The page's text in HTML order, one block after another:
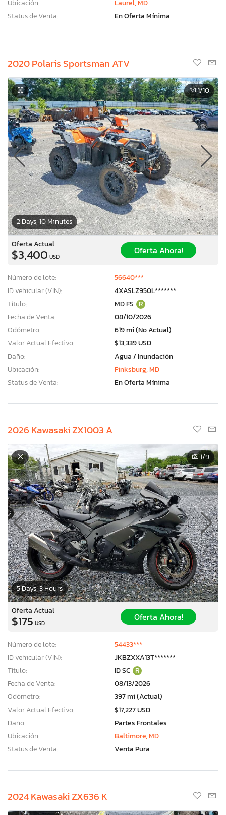
Ubicación:
Laurel, MD
Status de Venta:
En Oferta Mínima
2020 Polaris Sportsman ATV
2 Days, 10 Minutes
1/10
Oferta Actual
$3,400 USD
Oferta Ahora!
Número de lote:
56640***
ID vehicular (VIN):
4XASLZ950L*******
Título:
MD FS R
Fecha de Venta:
08/10/2026
Odómetro:
619 mi (No Actual)
Valor Actual Efectivo:
$13,339 USD
Daño:
Agua / Inundación
Ubicación:
Finksburg, MD
Status de Venta:
En Oferta Mínima
2026 Kawasaki ZX1003 A
5 Days, 3 Hours
1/9
Oferta Actual
$175 USD
Oferta Ahora!
Número de lote:
54433***
ID vehicular (VIN):
JKBZXXA13T*******
Título:
ID SC R
Fecha de Venta:
08/13/2026
Odómetro:
397 mi (Actual)
Valor Actual Efectivo:
$17,227 USD
Daño:
Partes Frontales
Ubicación:
Baltimore, MD
Status de Venta:
Venta Pura
2024 Kawasaki ZX636 K